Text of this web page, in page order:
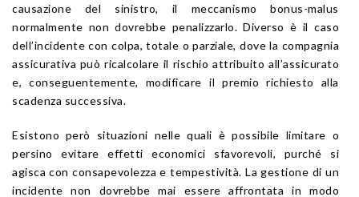
causazione del sinistro, il meccanismo bonus-malus
normalmente non dovrebbe penalizzarlo. Diverso è il caso
dell’incidente con colpa, totale o parziale, dove la compagnia
assicurativa può ricalcolare il rischio attribuito all’assicurato
e, conseguentemente, modificare il premio richiesto alla
scadenza successiva.
Esistono però situazioni nelle quali è possibile limitare o
persino evitare effetti economici sfavorevoli, purché si
agisca con consapevolezza e tempestività. La gestione di un
incidente non dovrebbe mai essere affrontata in modo